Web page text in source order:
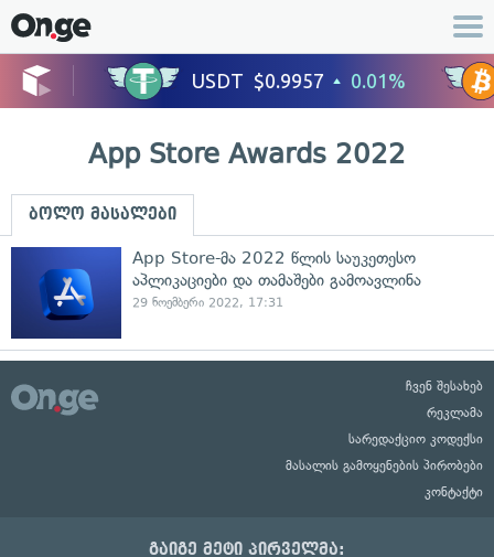
App Store Awards 2022
ბოლო მასალები
App Store-მა 2022 წლის საუკეთესო
აპლიკაციები და თამაშები გამოავლინა
29 ნოემბერი 2022, 17:31
ჩვენ შესახებ
რეკლამა
სარედაქციო კოდექსი
მასალის გამოყენების პირობები
კონტაქტი
გაიგე მეტი პირველმა: